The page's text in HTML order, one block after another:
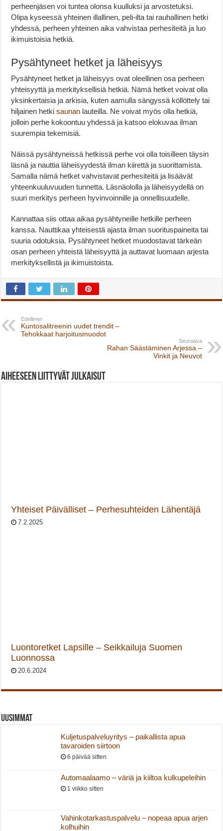
perheenjäsen voi tuntea olonsa kuulluksi ja arvostetuksi.
Olipa kyseessä yhteinen illallinen, peli-ilta tai rauhallinen hetki
yhdessä, perheen yhteinen aika vahvistaa perhesiteitä ja luo
ikimuistoisia hetkiä.
Pysähtyneet hetket ja läheisyys
Pysähtyneet hetket ja läheisyys ovat oleellinen osa perheen
yhteisyyttä ja merkityksellisiä hetkiä. Nämä hetket voivat olla
yksinkertaisia ja arkisia, kuten aamulla sängyssä köllöttely tai
hiljainen hetkisaunan lauteilla. Ne voivat myös olla hetkiä,
jolloin perhe kokoontuu yhdessä ja katsoo elokuvaa ilman
suurempia tekemisiä.
Näissä pysähtyneissä hetkissä perhe voi olla toisilleen täysin
läsnä ja nauttia läheisyydestä ilman kiirettä ja suorittamista.
Samalla nämä hetket vahvistavat perhesiteitä ja lisäävät
yhteenkuuluvuuden tunnetta. Läsnäololla ja läheisyydellä on
suuri merkitys perheen hyvinvoinnille ja onnellisuudelle.
Kannattaa siis ottaa aikaa pysähtyneille hetkille perheen
kanssa. Nauttikaa yhteisestä ajasta ilman suorituspaineita tai
suuria odotuksia. Pysähtyneet hetket muodostavat tärkeän
osan perheen yhteistä läheisyyttä ja auttavat luomaan arjesta
merkityksellistä ja ikimuistoista.
Edellinen
Kuntosalitreenin uudet trendit –
Tehokkaat harjoitusmuodot
Seuraava
Rahan Säästäminen Arjessa –
Vinkit ja Neuvot
Aiheeseen liittyvät julkaisut
Yhteiset Päivälliset – Perhesuhteiden Lähentäjä
7.2.2025
Luontoretket Lapsille – Seikkailuja Suomen
Luonnossa
20.6.2024
Uusimmat
Kuljetuspalveluyritys – paikallista apua
tavaroiden siirtoon
6 päivää sitten
Automaalaamo – väriä ja kiiltoa kulkupeleihin
1 viikko sitten
Vahinkotarkastuspalvelu – nopeaa apua arjen
kolhuihin